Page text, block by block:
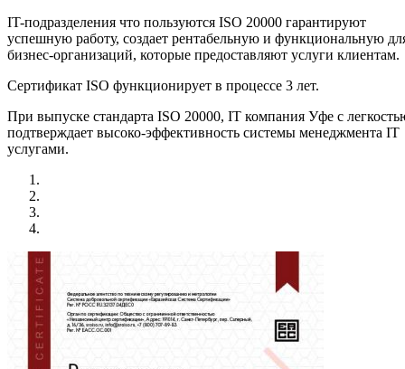
IT-подразделения что пользуются ISO 20000 гарантируют
успешную работу, создает рентабельную и функциональную
бизнес-организаций, которые предоставляют услуги клиентам.
Сертификат ISO функционирует в процессе 3 лет.
При выпуске стандарта ISO 20000, IT компания Уфе с
подтверждает высоко-эффективность системы менеджмента IT
услугами.